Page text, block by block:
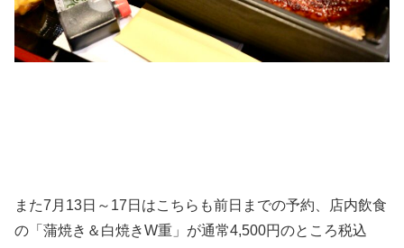
また7月13日～17日はこちらも前日までの予約、店内飲食
の「蒲焼き＆白焼きW重」が通常4,500円のところ税込